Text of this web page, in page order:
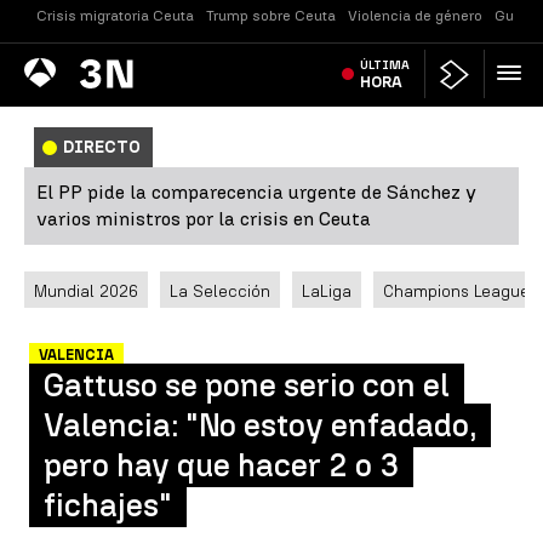
Crisis migratoria Ceuta Trump sobre Ceuta Violencia de género
Antena
3 Noticias ÚLTIMA
HORA
DIRECTO
El PP pide la comparecencia urgente de Sánchez y
varios ministros por la crisis en Ceuta
Mundial 2026 La Selección LaLiga Champions League
VALENCIA
Gattuso se pone serio con el
Valencia: "No estoy enfadado,
pero hay que hacer 2 o 3
fichajes"